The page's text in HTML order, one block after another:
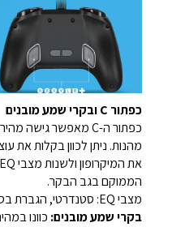
כפתור C ובקרי שמע מובנים
מהנות. ניתן לכוון בקלות את
הממוקם בגב הבקר.
מצבי EQ: סטנדרטי, הגברת בס, חווייתי.
בקרי שמע מובנים: כוונו